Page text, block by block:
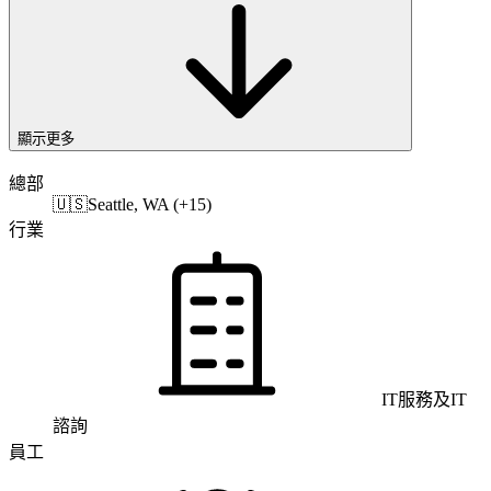
顯示更多
總部
🇺🇸Seattle, WA (+15)
行業
IT服務及IT
諮詢
員工